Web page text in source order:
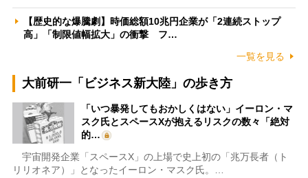
【歴史的な爆騰劇】時価総額10兆円企業が「2連続ストップ
高」「制限値幅拡大」の衝撃 フ…
一覧を見る
大前研一「ビジネス新大陸」の歩き方
「いつ暴発してもおかしくはない」イーロン・マ
スク氏とスペースXが抱えるリスクの数々「絶対
的…
宇宙開発企業「スペースX」の上場で史上初の「兆万長者（ト
リリオネア）」となったイーロン・マスク氏。…